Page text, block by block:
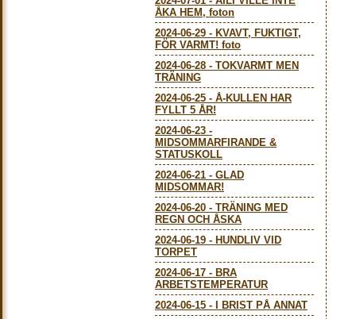
ÅKA HEM, foton
2024-06-29 - KVAVT, FUKTIGT,
FÖR VARMT! foto
2024-06-28 - TOKVARMT MEN
TRÄNING
2024-06-25 - Å-KULLEN HAR
FYLLT 5 ÅR!
2024-06-23 -
MIDSOMMARFIRANDE &
STATUSKOLL
2024-06-21 - GLAD
MIDSOMMAR!
2024-06-20 - TRÄNING MED
REGN OCH ÅSKA
2024-06-19 - HUNDLIV VID
TORPET
2024-06-17 - BRA
ARBETSTEMPERATUR
2024-06-15 -
I BRIST PÅ ANNAT